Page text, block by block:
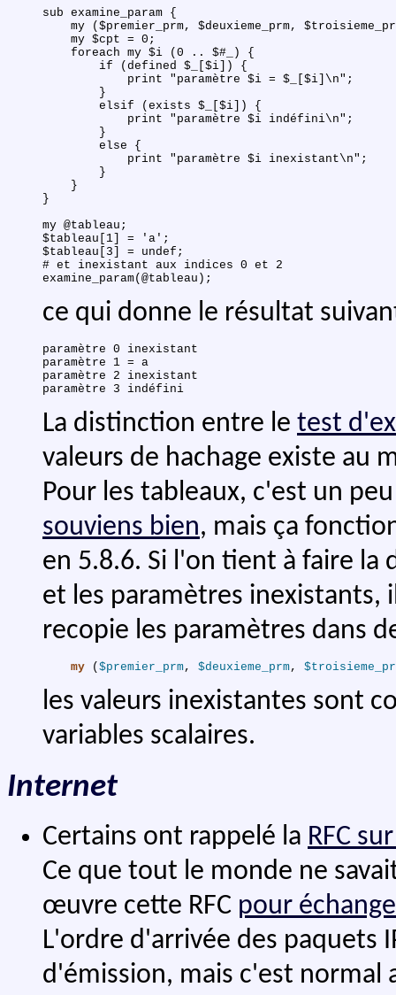
sub examine_param {
my ($premier_prm, $deuxieme_prm,
    my $cpt = 0;
    foreach my $i (0 .. $#_) {
        if (defined $_[$i]) {
            print "paramètre $i = $_[$i]\n";
        }
        elsif (exists $_[$i]) {
            print "paramètre $i indéfini\n";
        }
        else {
            print "paramètre $i inexistant\n";
        }
    }
}
my @tableau;
$tableau[1] = 'a';
$tableau[3] = undef;
# et inexistant aux indices 0 et 2
ce qui donne le résultat
paramètre 0 inexistant
paramètre 1 = a
paramètre 2 inexistant
La distinction entre le test
valeurs de hachage existe au
Pour les tableaux, c'est un
souviens bien, mais ça
en 5.8.6. Si l'on tient à faire
et les paramètres inexistants,
recopie les paramètres dans
my ( $premier_prm, $deuxieme_prm,
les valeurs inexistantes sont
variables scalaires.
Internet
Certains ont rappelé la RFC
Ce que tout le monde ne
œuvre cette RFC pour
L'ordre d'arrivée des paquets
d'émission, mais c'est normal